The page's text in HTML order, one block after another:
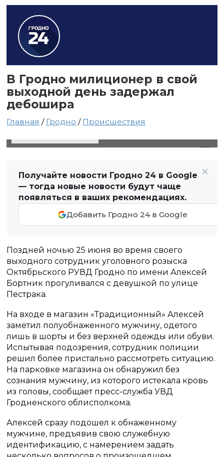
В Гродно милиционер в свой
выходной день задержал
дебошира
Главная / Гродно / Происшествия
Получайте новости Гродно 24 в Google
— тогда новые новости будут чаще
появляться в ваших рекомендациях.
Добавить Гродно 24 в Google
Поздней ночью 25 июня во время своего
выходного сотрудник уголовного розыска
Октябрьского РУВД Гродно по имени Алексей
Бортник прогуливался с девушкой по улице
Пестрака.
На входе в магазин «Традиционный» Алексей
заметил полуобнаженного мужчину, одетого
лишь в шорты и без верхней одежды или обуви.
Испытывая подозрения, сотрудник полиции
решил более пристально рассмотреть ситуацию.
На парковке магазина он обнаружил без
сознания мужчину, из которого истекала кровь
из головы, сообщает пресс-служба УВД
Гродненского облисполкома.
Алексей сразу подошел к обнаженному
мужчине, предъявив свою служебную
идентификацию, с намерением задать